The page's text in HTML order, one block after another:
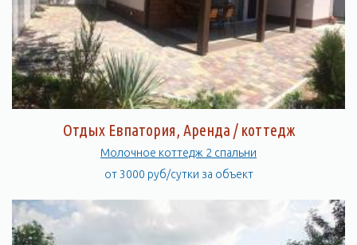
Отдых Евпатория, Аренда / коттедж
Молочное коттедж 2 спальни
от 3000 руб/сутки за объект